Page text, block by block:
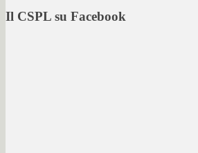
Il CSPL su Facebook